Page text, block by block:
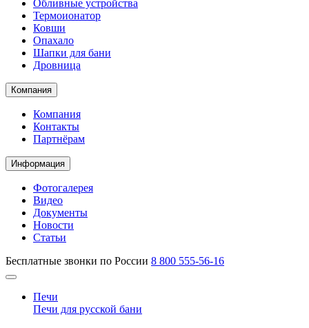
Обливные устройства
Термоионатор
Ковши
Опахало
Шапки для бани
Дровница
Компания
Компания
Контакты
Партнёрам
Информация
Фотогалерея
Видео
Документы
Новости
Статьи
Бесплатные звонки по России 8 800 555-56-16
Печи
Печи для русской бани